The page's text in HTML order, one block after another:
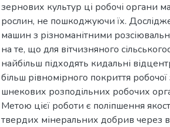
зернових культур ці робочі органи
рослин, не пошкоджуючи їх.
машин з різноманітними
на те, що для вітчизняного
найбільш підходять кидальні
більш рівномірного покриття
шнекових розподільних робочих
Метою цієї роботи є поліпшення
твердих мінеральних добрив через